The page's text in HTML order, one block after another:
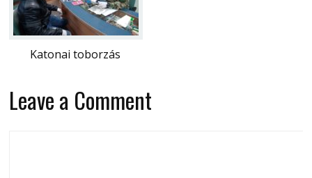
Katonai toborzás
Leave a Comment